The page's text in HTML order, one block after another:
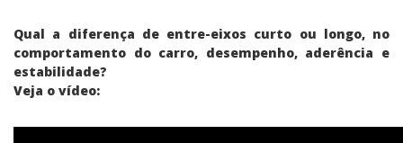
Qual a diferença de entre-eixos curto ou longo, no
comportamento do carro, desempenho, aderência e
estabilidade?
Veja o vídeo: